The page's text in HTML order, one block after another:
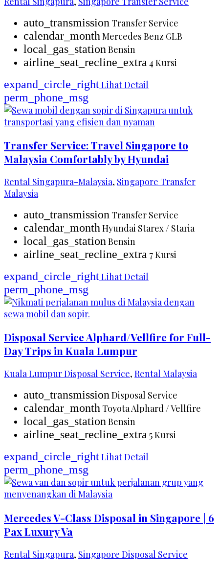
auto_transmission Transfer Service
calendar_monthMercedes Benz GLB
local_gas_stationBensin
airline_seat_recline_extra4 Kursi
expand_circle_rightLihat Detail
perm_phone_msg
Transfer Service: Travel Singapore to
Malaysia Comfortably by Hyundai
Rental Singapura-Malaysia, Singapore Transfer
Malaysia
auto_transmission Transfer Service
calendar_monthHyundai Starex / Staria
local_gas_stationBensin
airline_seat_recline_extra 7 Kursi
expand_circle_rightLihat Detail
perm_phone_msg
Disposal Service Alphard/Vellfire for Full-
Day Trips in Kuala Lumpur
Kuala Lumpur Disposal Service, Rental Malaysia
auto_transmissionDisposal Service
calendar_month Toyota Alphard / Vellfire
local_gas_stationBensin
airline_seat_recline_extra 5 Kursi
expand_circle_rightLihat Detail
perm_phone_msg
Mercedes V-Class Disposal in Singapore | 6
Pax Luxury Va
Rental Singapura, Singapore Disposal Service